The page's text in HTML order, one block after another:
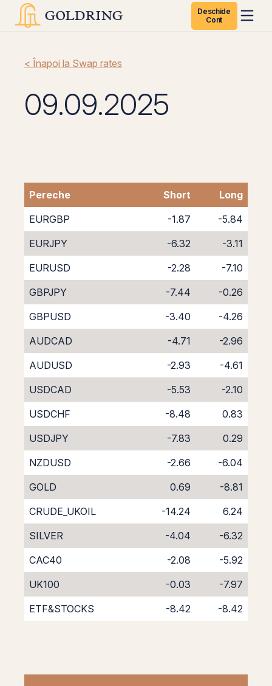
Deschide
Cont
< Înapoi la Swap rates
09.09.2025
Pereche Short
Long
EURGBP
-1.87
-5.84
EURJPY
-6.32
-3.11
EURUSD
-2.28
-7.10
GBPJPY
-7.44
-0.26
GBPUSD
-3.40
-4.26
AUDCAD
-4.71
-2.96
AUDUSD
-2.93
-4.61
USDCAD
-5.53
-2.10
USDCHF
-8.48
0.83
USDJPY
-7.83
0.29
NZDUSD
-2.66
-6.04
GOLD
0.69
-8.81
CRUDE_UKOIL
-14.24
6.24
SILVER
-4.04
-6.32
CAC40
-2.08
-5.92
UK100
-0.03
-7.97
ETF&STOCKS
-8.42 -8.42